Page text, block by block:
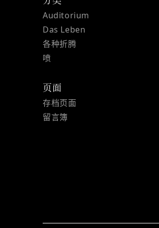
Auditorium
Das Leben
各种折腾
喷
页面
存档页面
留言簿